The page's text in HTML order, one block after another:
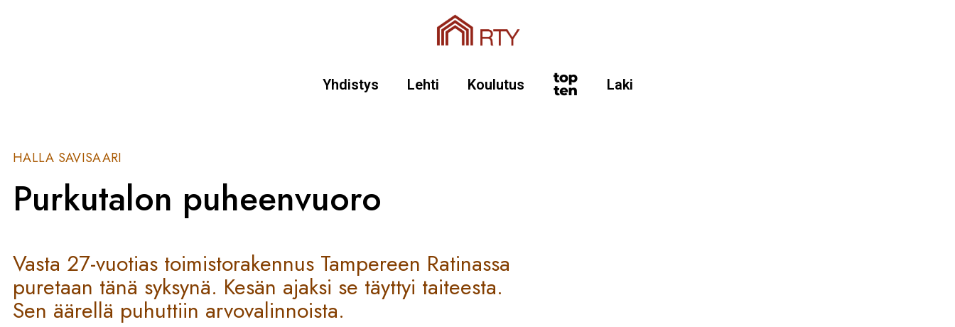
Yhdistys Lehti Koulutus Laki
HALLA SAVISAARI
Purkutalon puheenvuoro
Vasta 27-vuotias toimistorakennus Tampereen Ratinassa
puretaan tänä syksynä. Kesän ajaksi se täyttyi taiteesta.
Sen äärellä puhuttiin arvovalinnoista.